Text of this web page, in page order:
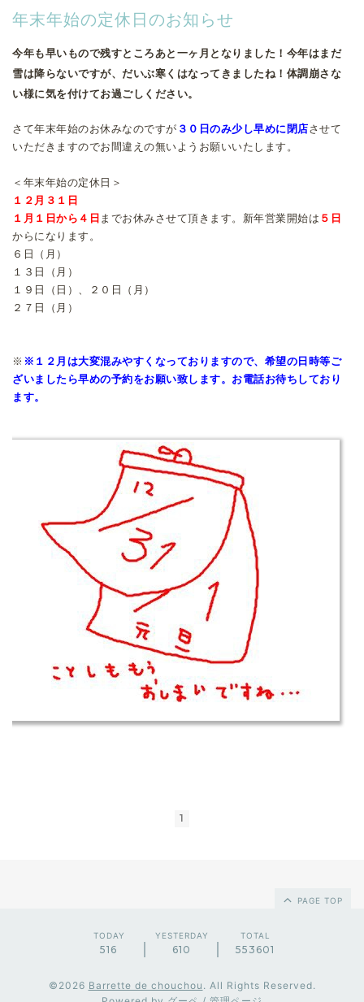
年末年始の定休日のお知らせ
今年も早いもので残すところあと一ヶ月となりました！今年はまだ
雪は降らないですが、だいぶ寒くはなってきましたね！体調崩さな
い様に気を付けてお過ごしください。
さて年末年始のお休みなのですが ３０日のみ少し早めに閉店させて
いただきますのでお間違えの無いようお願いいたします。
＜年末年始の定休日＞
１２月３１日
１月１日から４日 までお休みさせて頂きます。新年営業開始は ５日
からになります。
６日（月）
１３日（月）
１９日（日）、２０日（月）
２７日（月）
※ ※１２月は大変混みやすくなっておりますので、希望の日時等ご
ざいましたら早めの予約をお願い致します。お電話お待ちしており
ます。
1
PAGE TOP
TODAY
516
YESTERDAY
610
TOTAL
553601
©2026 Barrette de chouchou . All Rights Reserved.